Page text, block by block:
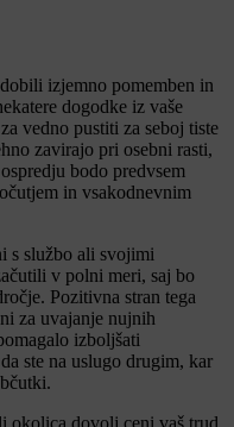
izjemno pomemben in
dogodke iz vaše
vedno pustiti za seboj tiste
zavirajo pri osebni rasti,
bodo predvsem
in vsakodnevnim
s službo ali svojimi
v polni meri, saj bo
Pozitivna stran tega
za uvajanje nujnih
izboljšati
ste na uslugo drugim, kar
okolica dovolj ceni vaš trud,